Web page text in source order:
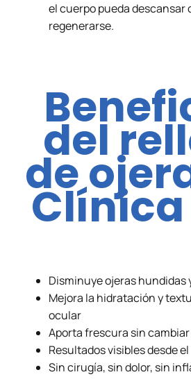
el cuerpo pueda
regenerarse.
del
de
Clínica
Disminuye ojeras hundidas
Mejora la hidratación y
ocular
Aporta frescura sin
Resultados visibles desde
Sin cirugía, sin dolor, sin